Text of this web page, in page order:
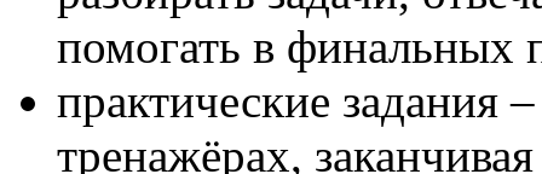
помогать в финальных
практические задания
тренажёрах,